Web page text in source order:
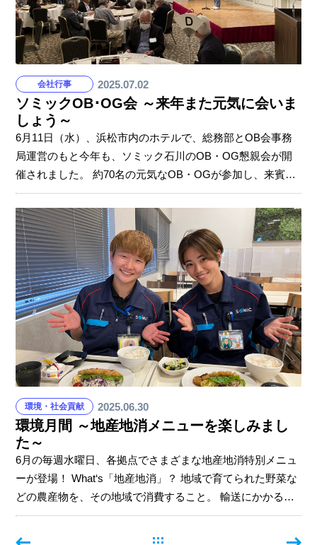
会社行事 2025.07.02
ソミックOB･OG会 ～来年また元気に会いま
しょう～
6月11日（水）、浜松市内のホテルで、総務部とOB会事務
局運営のもと今年も、ソミック石川のOB・OG懇親会が開
催されました。 約70名の元気なOB・OGが参加し、来賓と
して出席した役員とも笑顔で交流。和やかな雰囲気の中、
参加者は苦楽を共にした仲間との再会を喜び合い、昔話や
近況報告に花を咲かせました。 笑顔あふれる楽しい時間は
あっという間。来年も元気で再会することを約束し、盛大
な拍手の中で幕を閉じました。
環境・社会貢献 2025.06.30
環境月間 ～地産地消メニューを楽しみまし
た～
6月の毎週水曜日、各拠点でさまざまな地産地消特別メニュ
ーが登場！ What‘s「地産地消」？ 地域で育てられた野菜な
どの農産物を、その地域で消費すること。 輸送にかかる燃
料や二酸化炭素の排出量を削減でき、環境にやさしいので